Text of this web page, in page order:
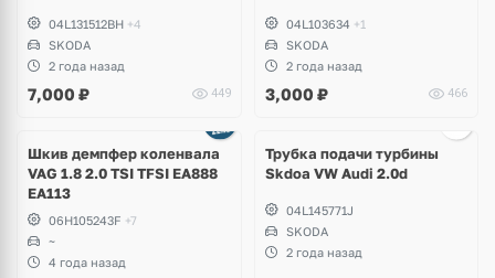
04L131512BH +4
SKODA
2 года назад
7,000 ₽ 449
04L103634 +1
SKODA
2 года назад
3,000 ₽ 466
Шкив демпфер коленвала
VAG 1.8 2.0 TSI TFSI EA888
EA113
06H105243F +7
~
4 года назад
Трубка подачи турбины
Skdoa VW Audi 2.0d
04L145771J
SKODA
2 года назад